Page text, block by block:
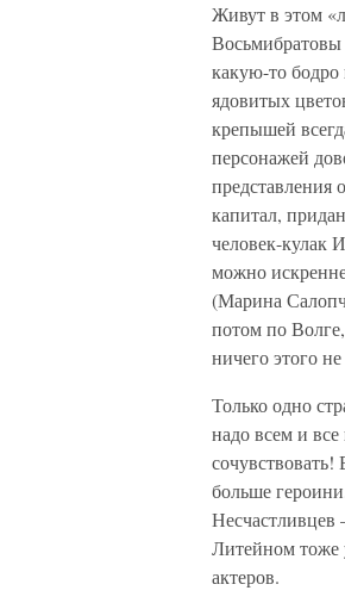
Живут в этом
какую-то
ядовитых
крепышей
персонажей
представления
капитал,
человек-кулак
можно
(Марина
потом по
ничего этого
Только одно
надо всем и
больше
Литейном тоже
актеров.